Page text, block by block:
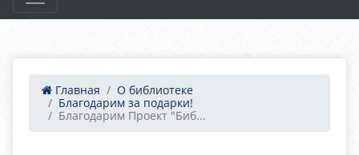
Главная
О библиотеке
Благодарим за подарки!
Благодарим Проект "Биб...